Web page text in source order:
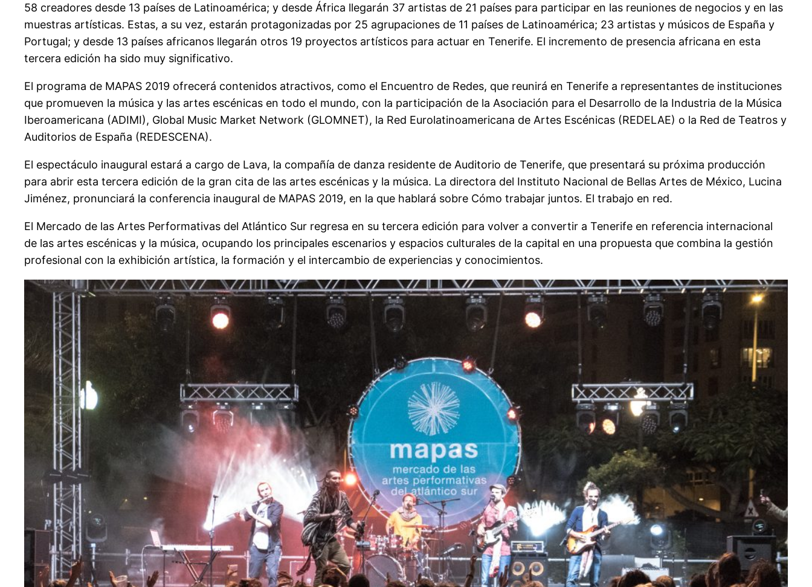
58 creadores desde 13 países de Latinoamérica; y desde África llegarán 37 artistas de 21 países para participar en las reuniones de negocios y en las
muestras artísticas. Estas, a su vez, estarán protagonizadas por 25 agrupaciones de 11 países de Latinoamérica; 23 artistas y músicos de España y
Portugal; y desde 13 países africanos llegarán otros 19 proyectos artísticos para actuar en Tenerife. El incremento de presencia africana en esta
tercera edición ha sido muy significativo.
El programa de MAPAS 2019 ofrecerá contenidos atractivos, como el Encuentro de Redes, que reunirá en Tenerife a representantes de instituciones
que promueven la música y las artes escénicas en todo el mundo, con la participación de la Asociación para el Desarrollo de la Industria de la Música
Iberoamericana (ADIMI), Global Music Market Network (GLOMNET), la Red Eurolatinoamericana de Artes Escénicas (REDELAE) o la Red de Teatros y
Auditorios de España (REDESCENA).
El espectáculo inaugural estará a cargo de Lava, la compañía de danza residente de Auditorio de Tenerife, que presentará su próxima producción
para abrir esta tercera edición de la gran cita de las artes escénicas y la música. La directora del Instituto Nacional de Bellas Artes de México, Lucina
Jiménez, pronunciará la conferencia inaugural de MAPAS 2019, en la que hablará sobre Cómo trabajar juntos. El trabajo en red.
El Mercado de las Artes Performativas del Atlántico Sur regresa en su tercera edición para volver a convertir a Tenerife en referencia internacional
de las artes escénicas y la música, ocupando los principales escenarios y espacios culturales de la capital en una propuesta que combina la gestión
profesional con la exhibición artística, la formación y el intercambio de experiencias y conocimientos.